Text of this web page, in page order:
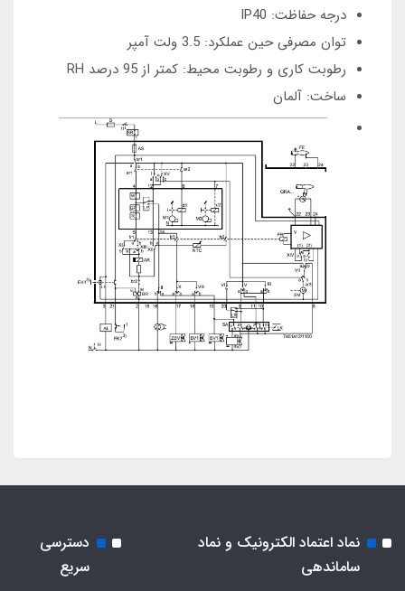
درجه حفاظت: IP40
توان مصرفی حین عملکرد: 3.5 ولت آمپر
رطوبت کاری و رطوبت محیط: کمتر از 95 درصد RH
ساخت: آلمان
نماد اعتماد الکترونیک و نماد
ساماندهی
دسترسی
سریع